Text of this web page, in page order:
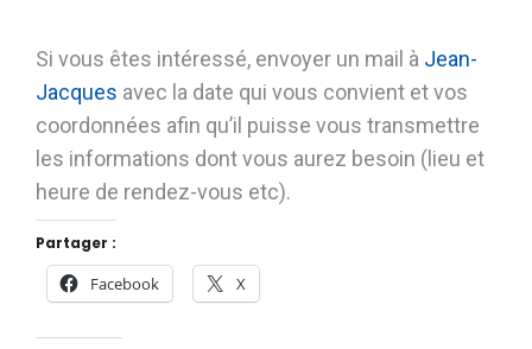
Si vous êtes intéressé, envoyer un mail à Jean-
Jacques avec la date qui vous convient et vos
coordonnées afin qu’il puisse vous transmettre
les informations dont vous aurez besoin (lieu et
heure de rendez-vous etc).
Partager :
Facebook X